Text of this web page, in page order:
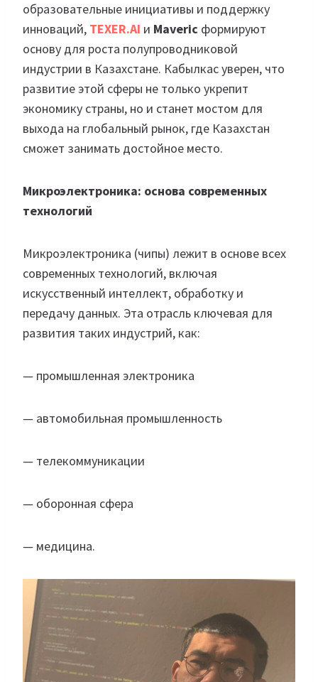
образовательные инициативы и поддержку
инноваций, TEXER.AI и Maveric формируют
основу для роста полупроводниковой
индустрии в Казахстане. Кабылкас уверен, что
развитие этой сферы не только укрепит
экономику страны, но и станет мостом для
выхода на глобальный рынок, где Казахстан
сможет занимать достойное место.
Микроэлектроника: основа современных
технологий
Микроэлектроника (чипы) лежит в основе всех
современных технологий, включая
искусственный интеллект, обработку и
передачу данных. Эта отрасль ключевая для
развития таких индустрий, как:
— промышленная электроника
— автомобильная промышленность
— телекоммуникации
— оборонная сфера
— медицина.